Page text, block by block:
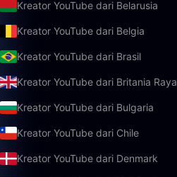
Kreator YouTube dari Belarusia
Kreator YouTube dari Belgia
Kreator YouTube dari Brasil
Kreator YouTube dari Britania Raya
Kreator YouTube dari Bulgaria
Kreator YouTube dari Chile
Kreator YouTube dari Denmark